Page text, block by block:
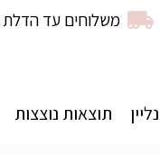
משלוחים עד
תוצאות נוצצות